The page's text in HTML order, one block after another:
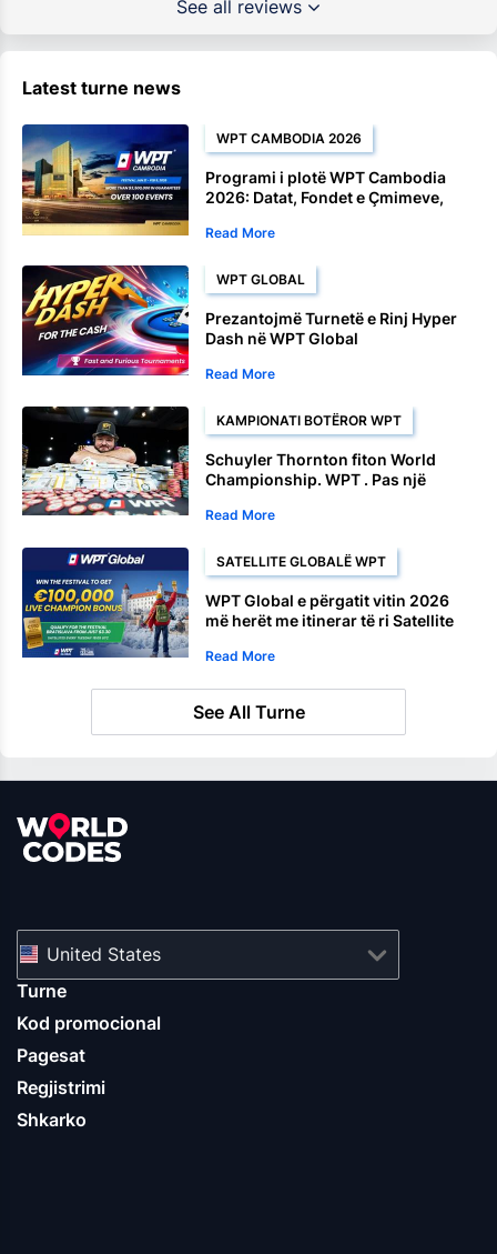
See all reviews
Latest turne news
WPT CAMBODIA 2026
Programi i plotë WPT Cambodia
2026: Datat, Fondet e Çmimeve,
Read More
WPT GLOBAL
Prezantojmë Turnetë e Rinj Hyper
Dash në WPT Global
Read More
KAMPIONATI BOTËROR WPT
Schuyler Thornton fiton World
Championship. WPT . Pas një
Read More
SATELLITE GLOBALË WPT
WPT Global e përgatit vitin 2026
më herët me itinerar të ri Satellite
Read More
See All Turne
United States
Turne
Kod promocional
Pagesat
Regjistrimi
Shkarko